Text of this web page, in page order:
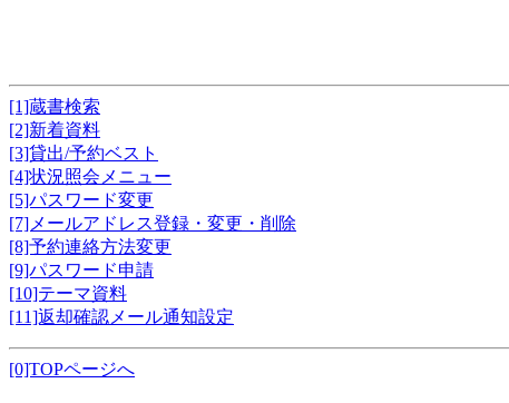
[1]蔵書検索
[2]新着資料
[3]貸出/予約ベスト
[4]状況照会メニュー
[5]パスワード変更
[7]メールアドレス登録・変更・削除
[8]予約連絡方法変更
[9]パスワード申請
[10]テーマ資料
[11]返却確認メール通知設定
[0]TOPページへ